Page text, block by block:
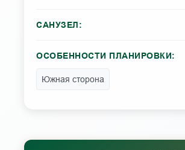
САНУЗЕЛ:
ОСОБЕННОСТИ ПЛАНИРОВКИ:
Южная сторона